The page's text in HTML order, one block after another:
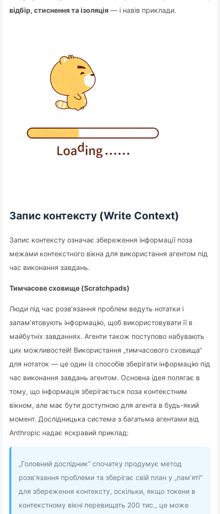
відбір, стиснення та ізоляція — і навів приклади.
Запис контексту (Write Context)
Запис контексту означає збереження інформації поза
межами контекстного вікна для використання агентом під
час виконання завдань.
Тимчасове сховище (Scratchpads)
Люди під час розв’язання проблем ведуть нотатки і
запам’ятовують інформацію, щоб використовувати її в
майбутніх завданнях. Агенти також поступово набувають
цих можливостей! Використання „тимчасового сховища“
для нотаток — це один із способів зберігати інформацію під
час виконання завдань агентом. Основна ідея полягає в
тому, що інформація зберігається поза контекстним
вікном, але має бути доступною для агента в будь-який
момент. Дослідницька система з багатьма агентами від
Anthropic надає яскравий приклад:
„Головний дослідник“ спочатку продумує метод
розв’язання проблеми та зберігає свій план у „пам’яті“
для збереження контексту, оскільки, якщо токени в
контекстному вікні перевищать 200 тис., це може